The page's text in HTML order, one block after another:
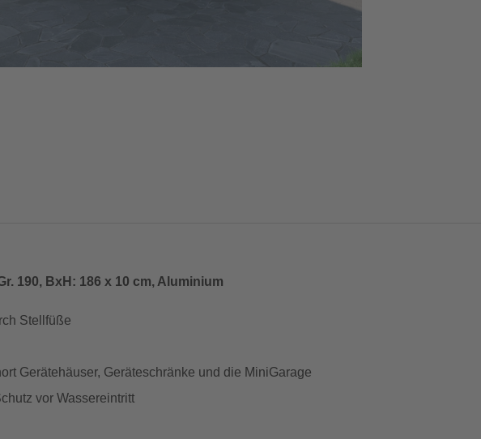
190, BxH: 186 x 10 cm, Aluminium
Stellfüße
Gerätehäuser, Geräteschränke und die MiniGarage
vor Wassereintritt